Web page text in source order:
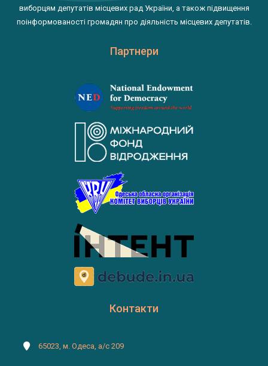
виборцям депутатів місцевих рад України, а також підвищення
поінформованості громадян про діяльність місцевих депутатів.
Партнери
Контакти
65023, м. Одеса, а/с 209